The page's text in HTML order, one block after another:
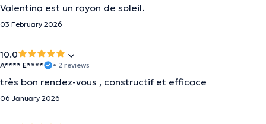
Valentina est un rayon de soleil.
03 February 2026
10.0
A**** E**** • 2 reviews
très bon rendez-vous , constructif et efficace
06 January 2026